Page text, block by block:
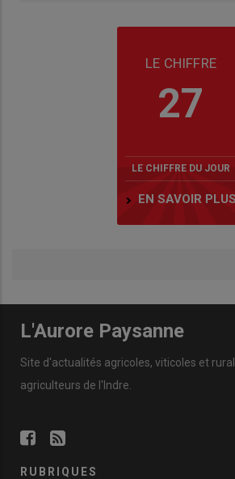
LE CHIFFRE
27
LE CHIFFRE DU JOUR
EN SAVOIR PLUS
L'Aurore Paysanne
Site d'actualités agricoles, viticoles et
agriculteurs de l'Indre.
RUBRIQUES